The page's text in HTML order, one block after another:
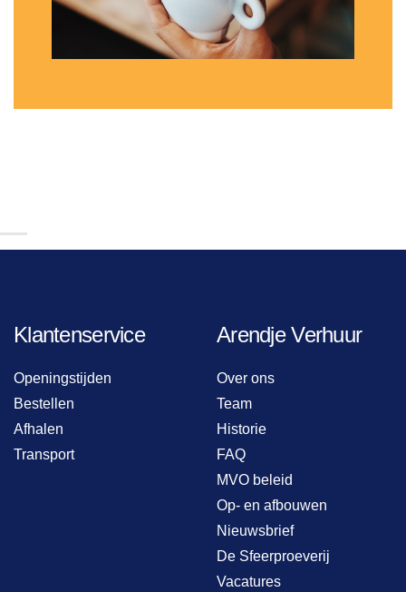
Klantenservice
Openingstijden
Bestellen
Afhalen
Transport
Arendje Verhuur
Over ons
Team
Historie
FAQ
MVO beleid
Op- en afbouwen
Nieuwsbrief
De Sfeerproeverij
Vacatures